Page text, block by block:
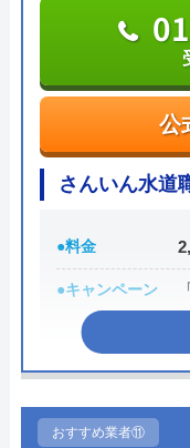
水の生活トラ
運営会社
代表者
創業・設立
所在地
対応エリア
公
さんいん水道
●料金
●キャンペーン
●駆けつけ時間 1
おすすめ業者⑪